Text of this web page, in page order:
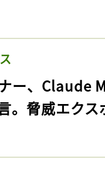
ナー、Claude
。脅威エク